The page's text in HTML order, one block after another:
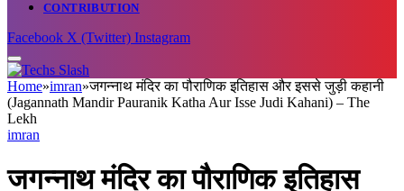
CONTRIBUTION
Facebook X (Twitter) Instagram
Home»imran»जगन्नाथ मंदिर का पौराणिक इतिहास और इससे जुड़ी कहानी
(Jagannath Mandir Pauranik Katha Aur Isse Judi Kahani) – The
Lekh
imran
जगन्नाथ मंदिर का पौराणिक इतिहास